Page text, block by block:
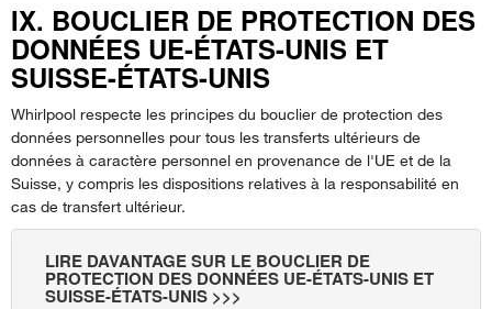
IX. BOUCLIER DE PROTECTION DES
DONNÉES UE-ÉTATS-UNIS ET
SUISSE-ÉTATS-UNIS
Whirlpool respecte les principes du bouclier de protection des
données personnelles pour tous les transferts ultérieurs de
données à caractère personnel en provenance de l'UE et de la
Suisse, y compris les dispositions relatives à la responsabilité en
cas de transfert ultérieur.
LIRE DAVANTAGE SUR LE BOUCLIER DE
PROTECTION DES DONNÉES UE-ÉTATS-UNIS ET
SUISSE-ÉTATS-UNIS >>>